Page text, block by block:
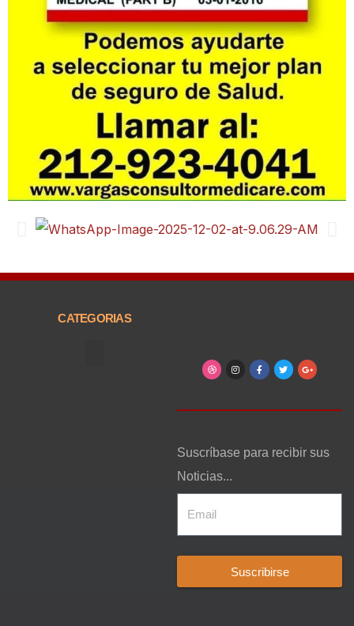
CATEGORIAS
Suscríbase para recibir sus
Noticias...
Suscribirse